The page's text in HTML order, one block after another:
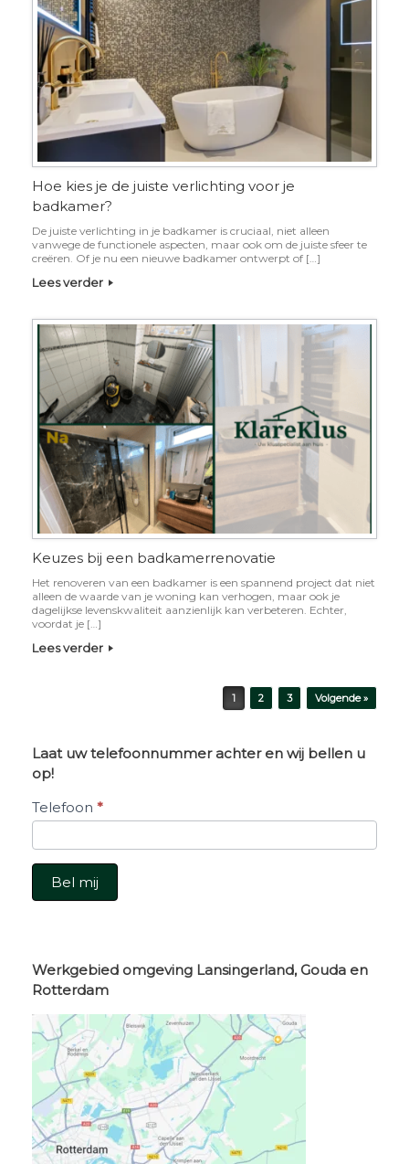
Hoe kies je de juiste verlichting voor je
badkamer?
De juiste verlichting in je badkamer is cruciaal, niet alleen
vanwege de functionele aspecten, maar ook om de juiste sfeer te
creëren. Of je nu een nieuwe badkamer ontwerpt of […]
Lees verder
Keuzes bij een badkamerrenovatie
Het renoveren van een badkamer is een spannend project dat niet
alleen de waarde van je woning kan verhogen, maar ook je
dagelijkse levenskwaliteit aanzienlijk kan verbeteren. Echter,
voordat je […]
Lees verder
1 2 3 Volgende »
Laat uw telefoonnummer achter en wij bellen u
op!
Belverzoek
Telefoon *
Bel mij
Werkgebied omgeving Lansingerland, Gouda en
Rotterdam